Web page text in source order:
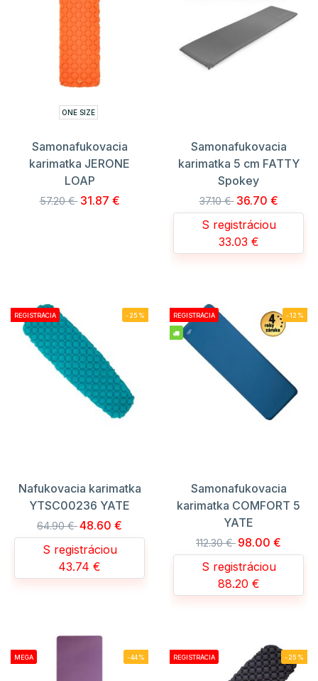
ONE SIZE
Samonafukovacia
karimatka JERONE
LOAP
57.20 € 31.87 €
Samonafukovacia
karimatka 5 cm FATTY
Spokey
37.10 € 36.70 €
S registráciou
33.03 €
REGISTRÁCIA -25%
Nafukovacia karimatka
YTSC00236 YATE
64.90 €48.60 €
S registráciou
43.74 €
REGISTRÁCIA -12%
Samonafukovacia
karimatka COMFORT 5
YATE
112.30 € 98.00 €
S registráciou
88.20 €
MEGA -44% REGISTRÁCIA -25%